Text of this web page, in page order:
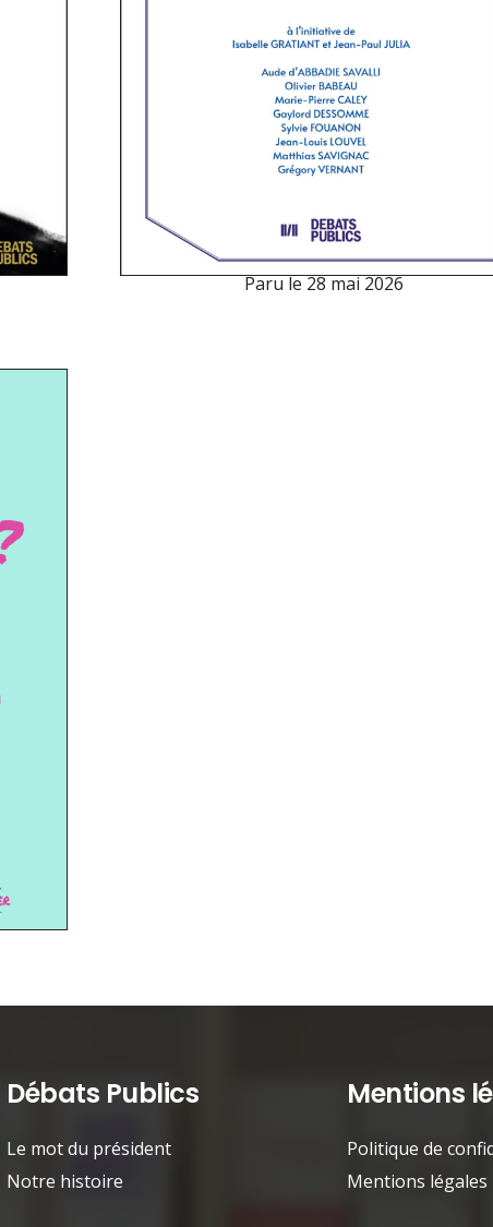
Paru le28 mai 2026
Débats Publics
Le mot du président
Notre histoire
Mentions
Politique de
Mentions légales